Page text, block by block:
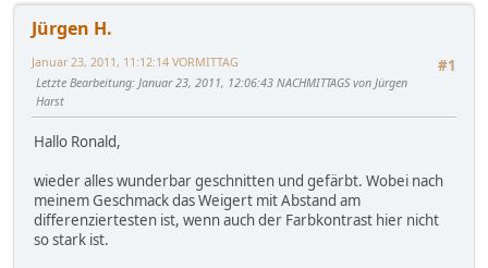
Jürgen H.
#1
Januar 23, 2011, 11:12:14 VORMITTAG
Letzte Bearbeitung: Januar 23, 2011, 12:06:43 NACHMITTAGS von Jürgen
Harst
Hallo Ronald,
wieder alles wunderbar geschnitten und gefärbt. Wobei nach
meinem Geschmack das Weigert mit Abstand am
differenziertesten ist, wenn auch der Farbkontrast hier nicht
so stark ist.